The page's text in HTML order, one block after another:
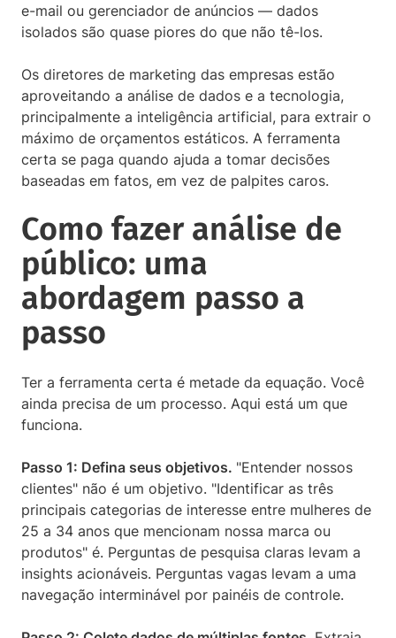
e-mail ou gerenciador de anúncios — dados
isolados são quase piores do que não tê-los.
Os diretores de marketing das empresas estão
aproveitando a análise de dados e a tecnologia,
principalmente a inteligência artificial, para extrair o
máximo de orçamentos estáticos. A ferramenta
certa se paga quando ajuda a tomar decisões
baseadas em fatos, em vez de palpites caros.
Como fazer análise de
público: uma
abordagem passo a
passo
Ter a ferramenta certa é metade da equação. Você
ainda precisa de um processo. Aqui está um que
funciona.
Passo 1: Defina seus objetivos. "Entender nossos
clientes" não é um objetivo. "Identificar as três
principais categorias de interesse entre mulheres de
25 a 34 anos que mencionam nossa marca ou
produtos" é. Perguntas de pesquisa claras levam a
insights acionáveis. Perguntas vagas levam a uma
navegação interminável por painéis de controle.